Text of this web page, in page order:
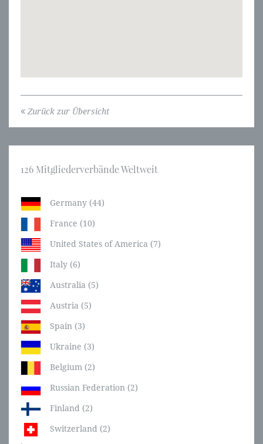
Zurück zur Übersicht
126 Mitgliederverbände Weltweit
Germany (44)
France (10)
United States of America (7)
Italy (6)
Australia (5)
Austria (5)
Spain (3)
Ukraine (3)
Belgium (2)
Russian Federation (2)
Finland (2)
Switzerland (2)